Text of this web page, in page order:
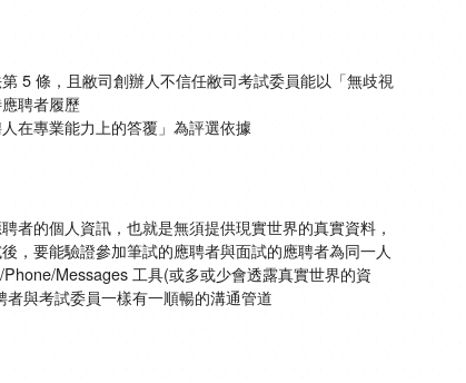
5 條，且敝司創辦人不信任敝司考試委員能以「無歧視
聘者履歷
在專業能力上的答覆」為評選依據
者的個人資訊，也就是無須提供現實世界的真實資料，
，要能驗證參加筆試的應聘者與面試的應聘者為同一人
Messages 工具(或多或少會透露真實世界的資
者與考試委員一樣有一順暢的溝通管道